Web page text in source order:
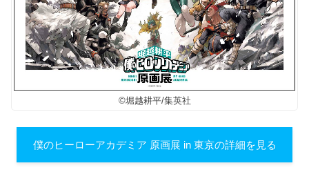
©堀越耕平/集英社
僕のヒーローアカデミア 原画展 in 東京の詳細を見る